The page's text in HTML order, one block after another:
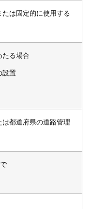
は固定的に使用する
たる場合
設置
都道府県の道路管理